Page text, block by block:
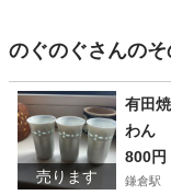
のぐのぐさんのそ
売ります
有田
わん
800円
鎌倉駅